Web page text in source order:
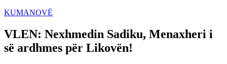
KUMANOVË
VLEN: Nexhmedin Sadiku, Menaxheri i
së ardhmes për Likovën!